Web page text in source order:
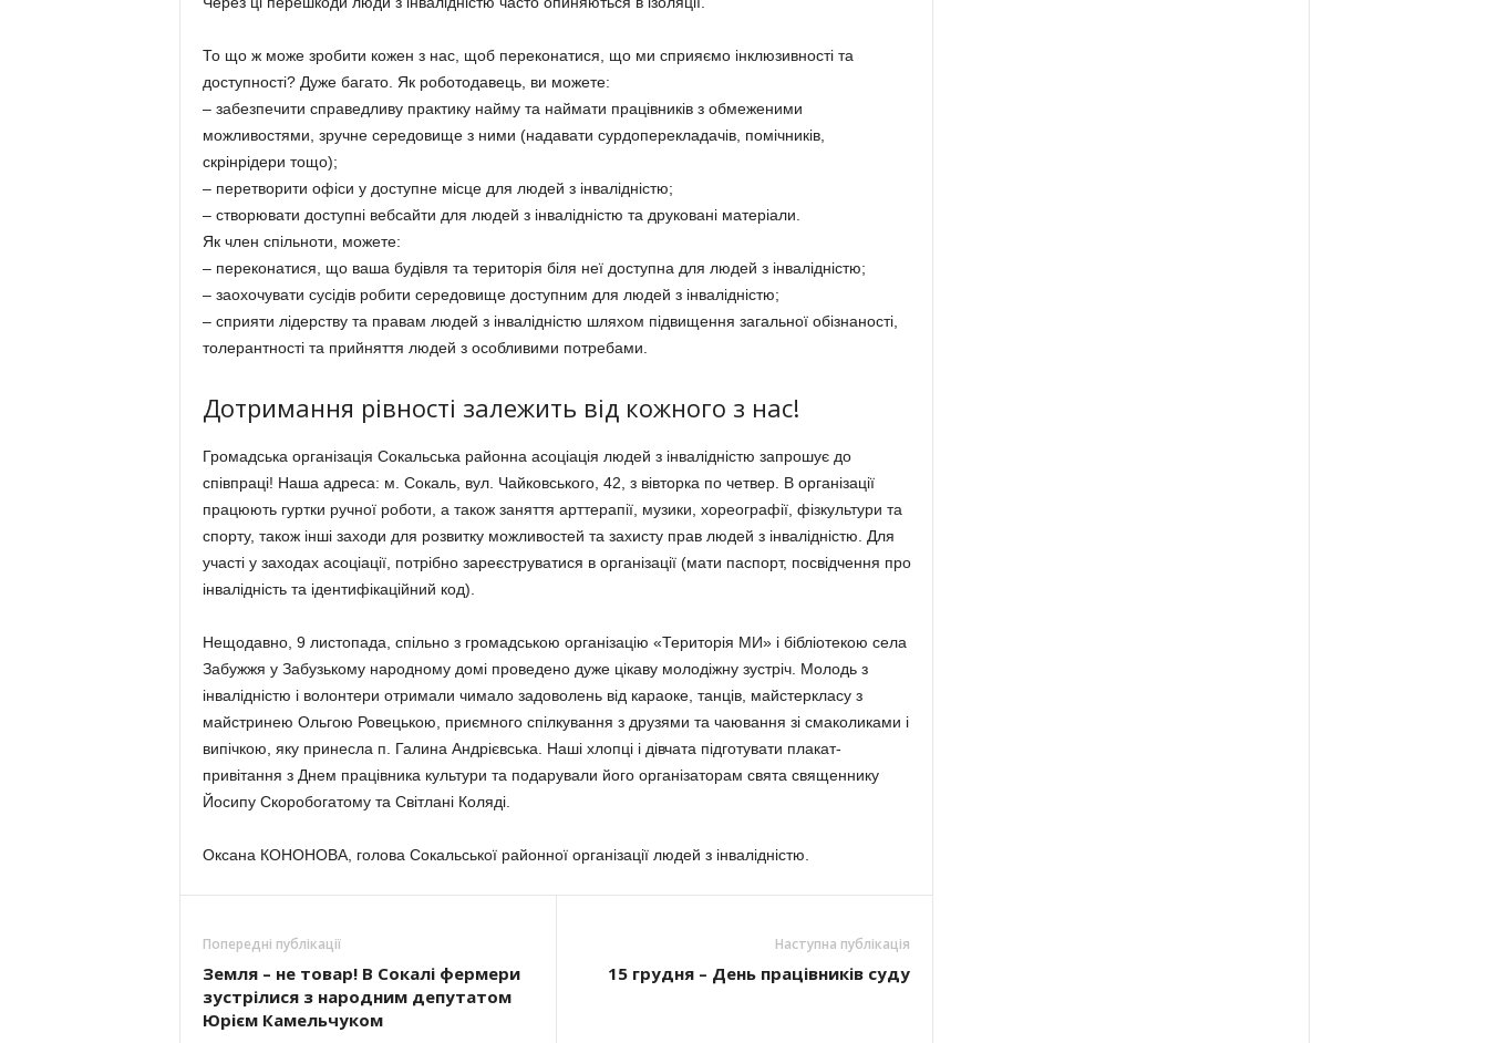
То що ж може зробити кожен з нас, щоб переконатися, що ми сприяємо інклюзивності та
доступності? Дуже багато. Як роботодавець, ви можете:
– забезпечити справедливу практику найму та наймати працівників з обмеженими
можливостями, зручне середовище з ними (надавати сурдоперекладачів, помічників,
скрінрідери тощо);
– перетворити офіси у доступне місце для людей з інвалідністю;
– створювати доступні вебсайти для людей з інвалідністю та друковані матеріали.
Як член спільноти, можете:
– переконатися, що ваша будівля та територія біля неї доступна для людей з інвалідністю;
– заохочувати сусідів робити середовище доступним для людей з інвалідністю;
– сприяти лідерству та правам людей з інвалідністю шляхом підвищення загальної обізнаності,
толерантності та прийняття людей з особливими потребами.
Дотримання рівності залежить від кожного з нас!
Громадська організація Сокальська районна асоціація людей з інвалідністю запрошує до
співпраці! Наша адреса: м. Сокаль, вул. Чайковського, 42, з вівторка по четвер. В організації
працюють гуртки ручної роботи, а також заняття арттерапії, музики, хореографії, фізкультури та
спорту, також інші заходи для розвитку можливостей та захисту прав людей з інвалідністю. Для
участі у заходах асоціації, потрібно зареєструватися в організації (мати паспорт, посвідчення про
інвалідність та ідентифікаційний код).
Нещодавно, 9 листопада, спільно з громадською організацію «Територія МИ» і бібліотекою села
Забужжя у Забузькому народному домі проведено дуже цікаву молодіжну зустріч. Молодь з
інвалідністю і волонтери отримали чимало задоволень від караоке, танців, майстеркласу з
майстринею Ольгою Ровецькою, приємного спілкування з друзями та чаювання зі смаколиками і
випічкою, яку принесла п. Галина Андрієвська. Наші хлопці і дівчата підготувати плакат-
привітання з Днем працівника культури та подарували його організаторам свята священнику
Йосипу Скоробогатому та Світлані Коляді.
Оксана КОНОНОВА, голова Сокальської районної організації людей з інвалідністю.
Попередні публікації
Земля – не товар! В Сокалі фермери
зустрілися з народним депутатом
Юрієм Камельчуком
Наступна публікація
15 грудня – День працівників суду